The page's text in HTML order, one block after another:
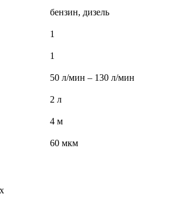
бензин, дизель
1
1
50 л/мин – 130 л/мин
2 л
4 м
60 мкм